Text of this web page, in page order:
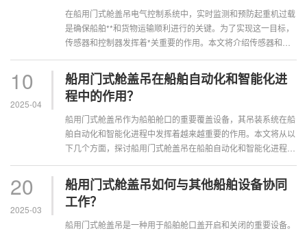
在船用门式舱盖吊电气控制系统中，实时监测和预防起重机过载
是确保船舶**和货物运输顺利进行的关键。为了实现这一目标，
传感器和控制器发挥着*关重要的作用。本文将介绍传感器和控
10
2025-04
船用门式舱盖吊在船舶自动化和智能化进
程中的作用？
船用门式舱盖吊作为船舶舱口的重要覆盖设备，其吊装系统在船
舶自动化和智能化进程中发挥着越来越重要的作用。本文将从以
下几个方面，探讨船用门式舱盖吊在船舶自动化和智能化进程中
20
2025-03
船用门式舱盖吊如何与其他船舶设备协同
工作？
船用门式舱盖吊是一种用于船舶舱口盖开启和关闭的重要设备。